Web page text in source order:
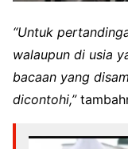
“Untuk
walaupun di usia
bacaan yang
dicontohi,”